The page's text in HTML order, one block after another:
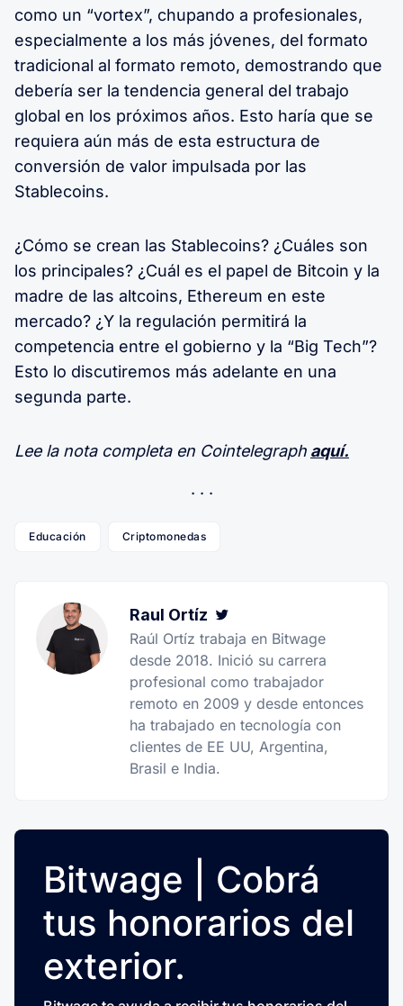
como un “vortex”, chupando a profesionales,
especialmente a los más jóvenes, del formato
tradicional al formato remoto, demostrando que
debería ser la tendencia general del trabajo
global en los próximos años. Esto haría que se
requiera aún más de esta estructura de
conversión de valor impulsada por las
Stablecoins.
¿Cómo se crean las Stablecoins? ¿Cuáles son
los principales? ¿Cuál es el papel de Bitcoin y la
madre de las altcoins, Ethereum en este
mercado? ¿Y la regulación permitirá la
competencia entre el gobierno y la “Big Tech”?
Esto lo discutiremos más adelante en una
segunda parte.
Lee la nota completa en Cointelegraph aquí.
Educación Criptomonedas
Raul Ortíz
Raúl Ortíz trabaja en Bitwage
desde 2018. Inició su carrera
profesional como trabajador
remoto en 2009 y desde entonces
ha trabajado en tecnología con
clientes de EE UU, Argentina,
Brasil e India.
Bitwage | Cobrá
tus honorarios del
exterior.